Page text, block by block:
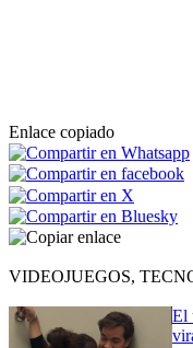
Enlace copiado
VIDEOJUEGOS,
El